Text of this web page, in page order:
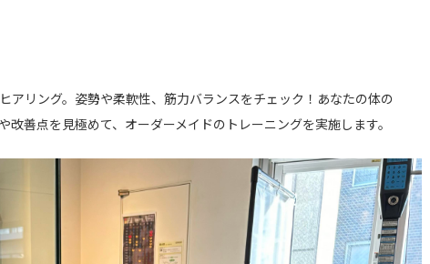
アリング。姿勢や柔軟性、筋力バランスをチェック！あなたの体の
改善点を見極めて、オーダーメイドのトレーニングを実施します。